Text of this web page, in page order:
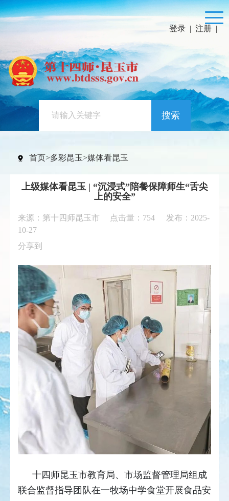
登录 | 注册 |
搜索
首页>多彩昆玉>媒体看昆玉
上级媒体看昆玉 | “沉浸式”陪餐保障师生“舌尖
上的安全”
来源：第十四师昆玉市 点击量： 754
发布：2025-
10-27
分享到
十四师昆玉市教育局、市场监督管理局组成
联合监督指导团队在一牧场中学食堂开展食品安